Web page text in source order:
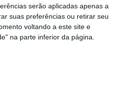
serão aplicadas apenas a
suas preferências ou retirar seu
voltando a este site e
na parte inferior da página.
e único e procurador-
do que Carlos
escolha deveria recair